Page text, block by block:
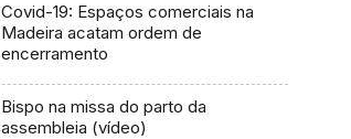
Covid-19: Espaços comerciais na
Madeira acatam ordem de
encerramento
Bispo na missa do parto da
assembleia (vídeo)